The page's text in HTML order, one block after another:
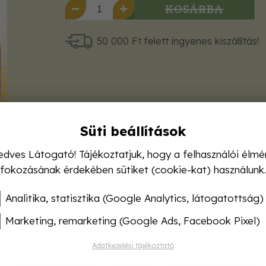
KOSÁRBA
50 000 Ft felett ingyenes kiszállítás!
Süti beállítások
Látogató! Tájékoztatjuk, hogy a felhasználói
fokozásának érdekében sütiket (cookie-kat) használunk.
Analitika, statisztika (Google Analytics, látogatottság)
Marketing, remarketing (Google Ads, Facebook Pixel)
Adatkezelési tájékoztató